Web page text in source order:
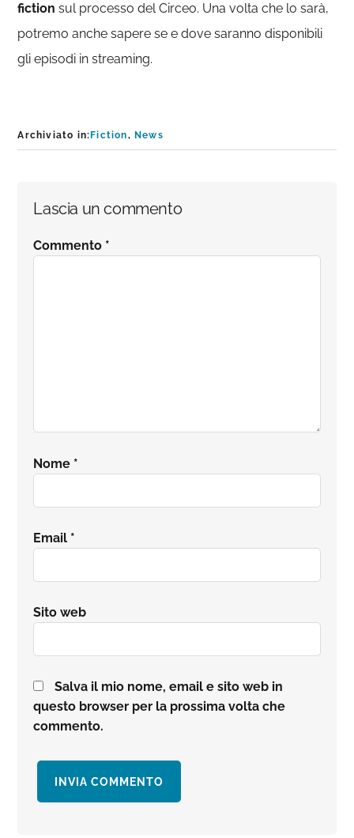
fiction sul processo del Circeo. Una volta che lo sarà,
potremo anche sapere se e dove saranno disponibili
gli episodi in streaming.
Archiviato in: Fiction, News
Interazioni
del
Lascia un commento
Commento *
Nome *
Email *
Sito web
Salva il mio nome, email e sito web in
questo browser per la prossima volta che
commento.